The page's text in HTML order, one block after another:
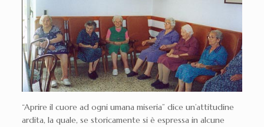
“Aprire il cuore ad ogni umana miseria” dice un’attitudine
ardita, la quale, se storicamente si è espressa in alcune